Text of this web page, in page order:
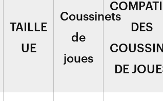
TAILLE
UE
Coussinets
de
joues
DES
DE